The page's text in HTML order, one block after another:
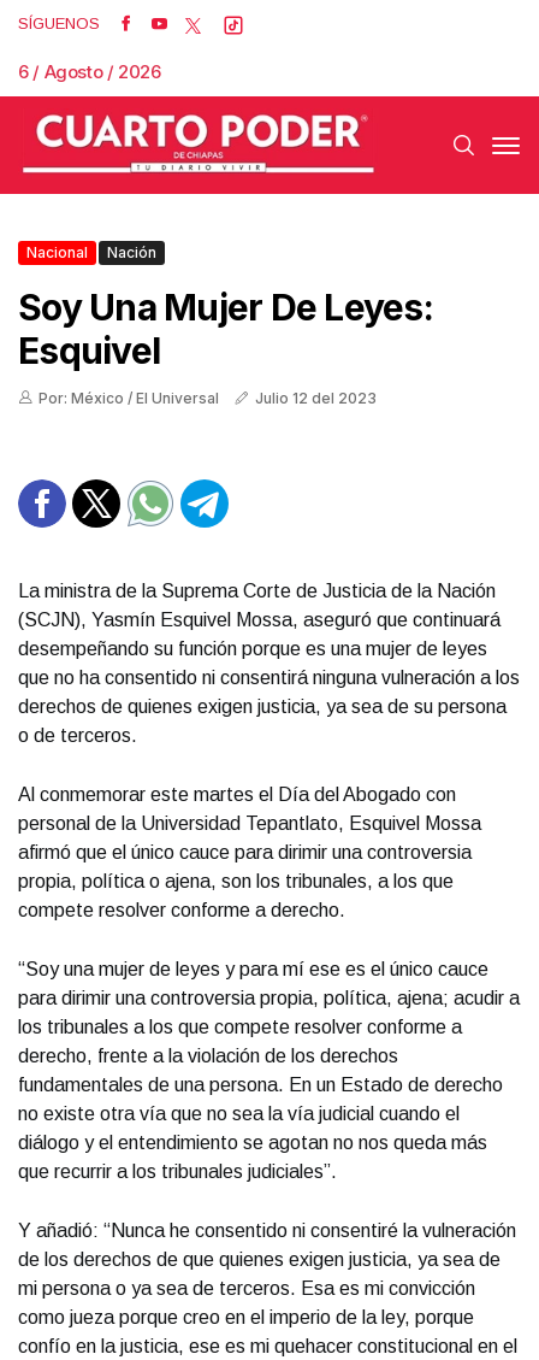
SÍGUENOS
6 / Agosto / 2026
Nacional Nación
Soy Una Mujer De Leyes:
Esquivel
Por: México / El Universal Julio 12 del 2023
La ministra de la Suprema Corte de Justicia de la Nación
(SCJN), Yasmín Esquivel Mossa, aseguró que continuará
desempeñando su función porque es una mujer de leyes
que no ha consentido ni consentirá ninguna vulneración a los
derechos de quienes exigen justicia, ya sea de su persona
o de terceros.
Al conmemorar este martes el Día del Abogado con
personal de la Universidad Tepantlato, Esquivel Mossa
afirmó que el único cauce para dirimir una controversia
propia, política o ajena, son los tribunales, a los que
compete resolver conforme a derecho.
“Soy una mujer de leyes y para mí ese es el único cauce
para dirimir una controversia propia, política, ajena; acudir a
los tribunales a los que compete resolver conforme a
derecho, frente a la violación de los derechos
fundamentales de una persona. En un Estado de derecho
no existe otra vía que no sea la vía judicial cuando el
diálogo y el entendimiento se agotan no nos queda más
que recurrir a los tribunales judiciales”.
Y añadió: “Nunca he consentido ni consentiré la vulneración
de los derechos de que quienes exigen justicia, ya sea de
mi persona o ya sea de terceros. Esa es mi convicción
como jueza porque creo en el imperio de la ley, porque
confío en la justicia, ese es mi quehacer constitucional en el